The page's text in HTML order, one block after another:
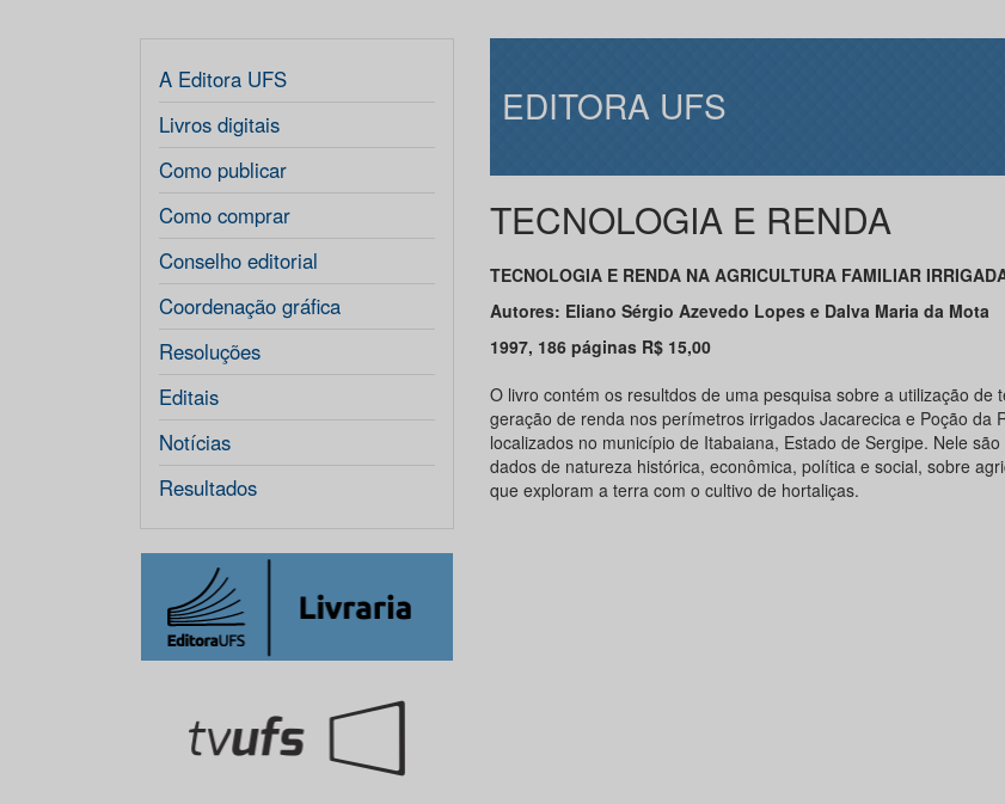
A Editora UFS
Livros digitais
Como publicar
Como comprar
Conselho editorial
Coordenação gráfica
Resoluções
Editais
Notícias
Resultados
EDITORA UFS
TECNOLOGIA E RENDA
TECNOLOGIA E RENDA NA AGRICULTURA FAMILIAR
Autores: Eliano Sérgio Azevedo Lopes e Dalva Maria da Mota
1997, 186 páginas R$ 15,00
O livro contém os resultdos de uma pesquisa sobre a utilização de
geração de renda nos perímetros irrigados Jacarecica e Poção da
localizados no município de Itabaiana, Estado de Sergipe. Nele
dados de natureza histórica, econômica, política e social, sobre
que exploram a terra com o cultivo de hortaliças.